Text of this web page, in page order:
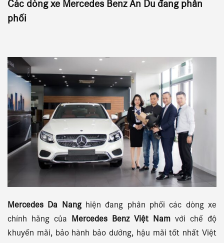
Các dòng xe Mercedes Benz An Du đang phân
phối
Mercedes Da Nanghiện đang phân phối các dòng xe
chính hãng của
Mercedes Benz Việt Nam với chế độ
khuyến mãi, bảo hành bảo dưỡng, hậu mãi tốt nhất Việt